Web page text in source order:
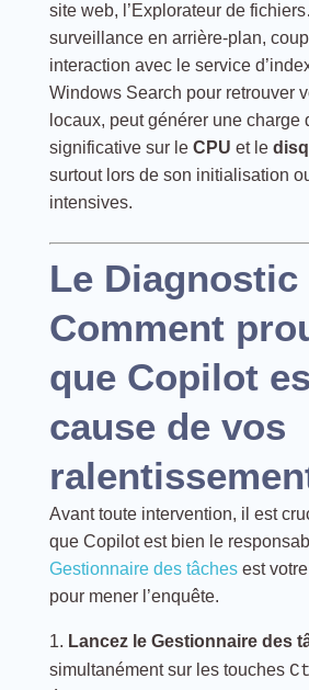
site web, l’Explorateur de
surveillance en arrière-plan,
interaction avec le service
Windows Search pour retrouver
locaux, peut générer une charge
significative sur le CPU et le
surtout lors de son initialisation
intensives.
Le Diagnostic
Comment
que Copilot
cause de vos
Avant toute intervention, il est
que Copilot est bien le
Gestionnaire des tâchesest
pour mener l’enquête.
Lancez le Gestionnaire des
simultanément sur les touches